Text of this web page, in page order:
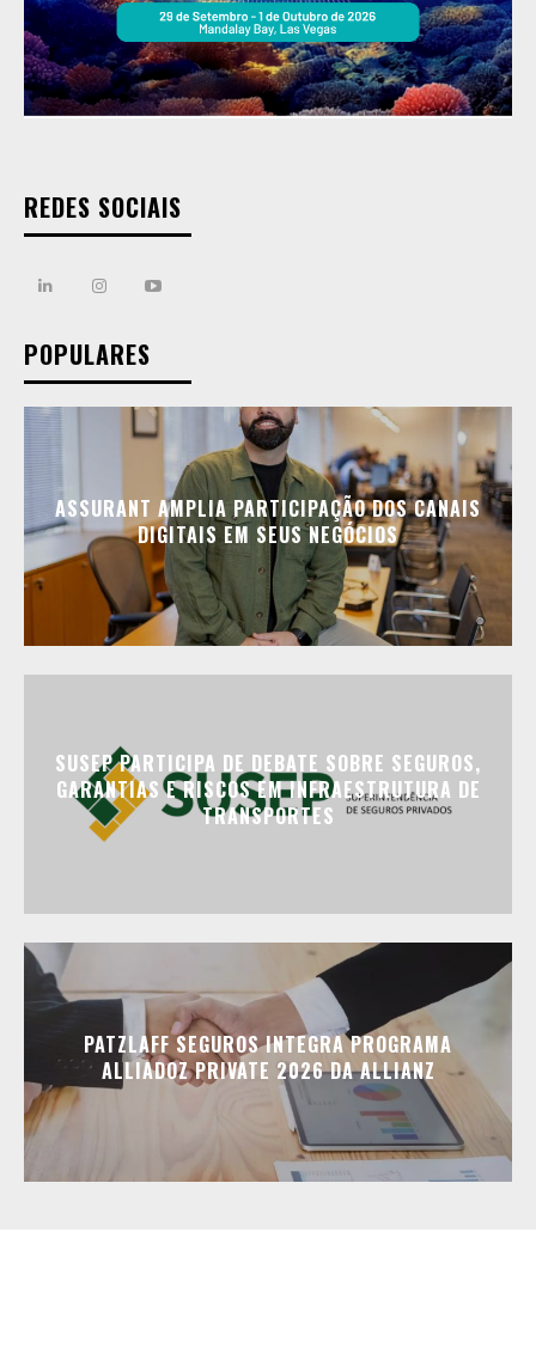
REDES SOCIAIS
POPULARES
ASSURANT AMPLIA PARTICIPAÇÃO DOS CANAIS
DIGITAIS EM SEUS NEGÓCIOS
SUSEP PARTICIPA DE DEBATE SOBRE SEGUROS,
GARANTIAS E RISCOS EM INFRAESTRUTURA DE
TRANSPORTES
PATZLAFF SEGUROS INTEGRA PROGRAMA
ALLIADOZ PRIVATE 2026 DA ALLIANZ